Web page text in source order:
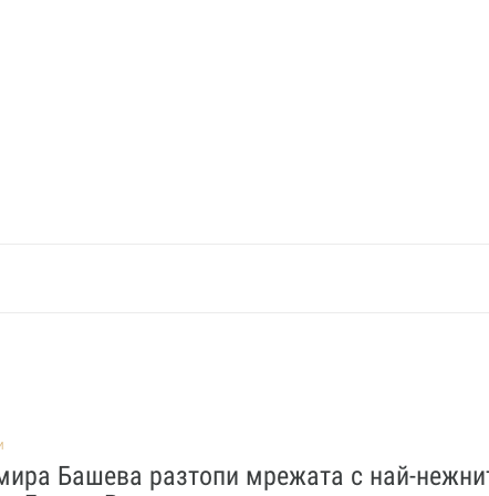
Башева разтопи мрежата с най-